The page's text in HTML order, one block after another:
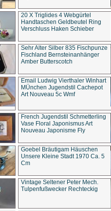
20 X Triglides 4 Webgürtel
Handtaschen Geldbeutel Ring
Verschluss Haken Schieber
Sehr Alter Silber 835 Fischpunze
Fischland Bernsteinanhänger
Amber Butterscotch
Email Ludwig Vierthaler Winhart
MÜnchen Jugendstil Cachepot
Art Nouveau 5c Wmf
French Jugendstil Schmetterling
Vase Floral Japonismus Art
Nouveau Japonisme Fly
Goebel Bräutigam Häuschen
Unsere Kleine Stadt 1970 Ca. 5
Cm
Vintage Seltener Peter Mech.
Tulpenfußwecker Rechteckig